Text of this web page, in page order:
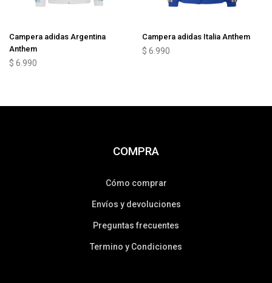
Campera adidas Argentina
Anthem
$ 6.990
Campera adidas Italia Anthem
$ 6.990
COMPRA
Cómo comprar
Envíos y devoluciones
Preguntas frecuentes
Termino y Condiciones